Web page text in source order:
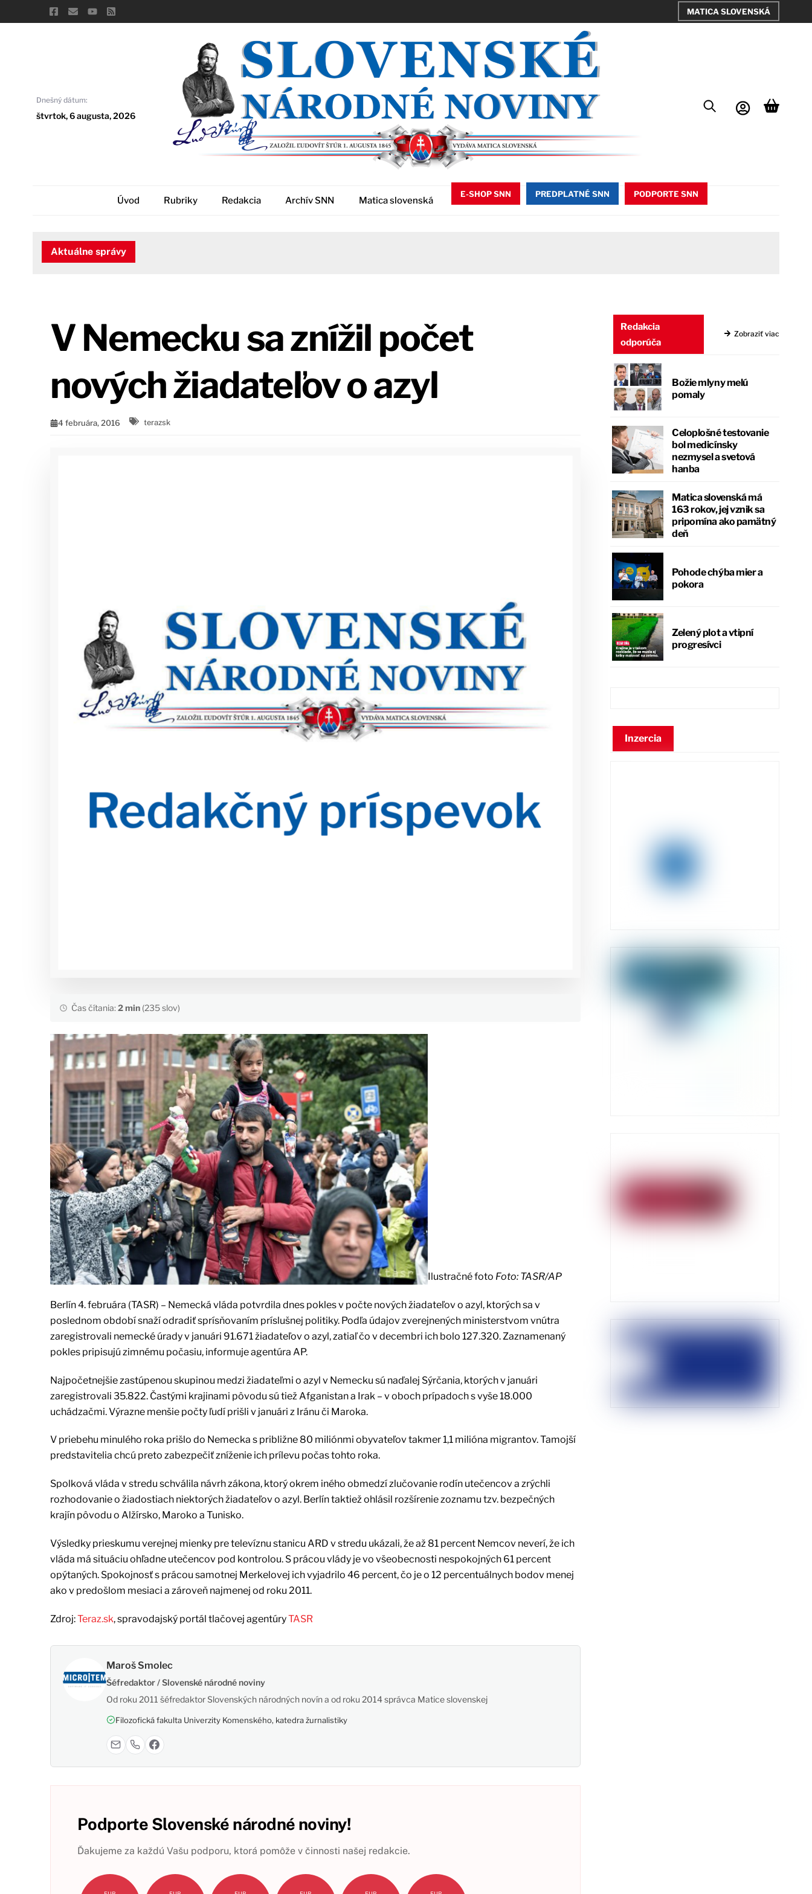
to
MATICA SLOVENSKÁ
Dnešný dátum:
štvrtok, 6 augusta, 2026
Úvod Rubriky Redakcia Archív SNN Matica slovenská
E-SHOP SNN PREDPLATNÉ SNN PODPORTE SNN
Aktuálne správy
V Nemecku sa znížil počet
nových žiadateľov o azyl
4 februára, 2016 terazsk
Čas čítania:2 min(235 slov)
Ilustračné foto Foto: TASR/AP
Berlín 4. februára (TASR) – Nemecká vláda potvrdila dnes pokles v počte nových žiadateľov o azyl, ktorých sa v
poslednom období snaží odradiť sprísňovaním príslušnej politiky. Podľa údajov zverejnených ministerstvom vnútra
zaregistrovali nemecké úrady v januári 91.671 žiadateľov o azyl, zatiaľ čo v decembri ich bolo 127.320. Zaznamenaný
pokles pripisujú zimnému počasiu, informuje agentúra AP.
Najpočetnejšie zastúpenou skupinou medzi žiadateľmi o azyl v Nemecku sú naďalej Sýrčania, ktorých v januári
zaregistrovali 35.822. Častými krajinami pôvodu sú tiež Afganistan a Irak – v oboch prípadoch s vyše 18.000
uchádzačmi. Výrazne menšie počty ľudí prišli v januári z Iránu či Maroka.
V priebehu minulého roka prišlo do Nemecka s približne 80 miliónmi obyvateľov takmer 1,1 milióna migrantov. Tamojší
predstavitelia chcú preto zabezpečiť zníženie ich prílevu počas tohto roka.
Spolková vláda v stredu schválila návrh zákona, ktorý okrem iného obmedzí zlučovanie rodín utečencov a zrýchli
rozhodovanie o žiadostiach niektorých žiadateľov o azyl. Berlín taktiež ohlásil rozšírenie zoznamu tzv. bezpečných
krajín pôvodu o Alžírsko, Maroko a Tunisko.
Výsledky prieskumu verejnej mienky pre televíznu stanicu ARD v stredu ukázali, že až 81 percent Nemcov neverí, že ich
vláda má situáciu ohľadne utečencov pod kontrolou. S prácou vlády je vo všeobecnosti nespokojných 61 percent
opýtaných. Spokojnosť s prácou samotnej Merkelovej ich vyjadrilo 46 percent, čo je o 12 percentuálnych bodov menej
ako v predošlom mesiaci a zároveň najmenej od roku 2011.
Zdroj:Teraz.sk, spravodajský portál tlačovej agentúryTASR
Maroš Smolec
Šéfredaktor / Slovenské národné noviny
Od roku 2011 šéfredaktor Slovenských národných novín a od roku 2014 správca Matice slovenskej
Filozofická fakulta Univerzity Komenského, katedra žurnalistiky
Podporte Slovenské národné noviny!
Ďakujeme za každú Vašu podporu, ktorá pomôže v činnosti našej redakcie.
Redakcia
odporúča
Zobraziť viac
Božie mlyny melú
pomaly
Celoplošné testovanie
bol medicínsky
nezmysel a svetová
hanba
Matica slovenská má
163 rokov, jej vznik sa
pripomína ako pamätný
deň
Pohode chýba mier a
pokora
Zelený plot a vtipní
progresívci
Inzercia